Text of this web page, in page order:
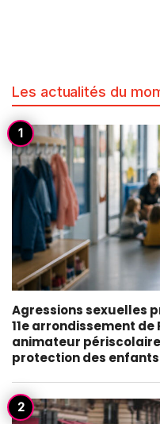
Les actualités du
Agressions sexuelles
11e arrondissement de
animateur
protection des enfants